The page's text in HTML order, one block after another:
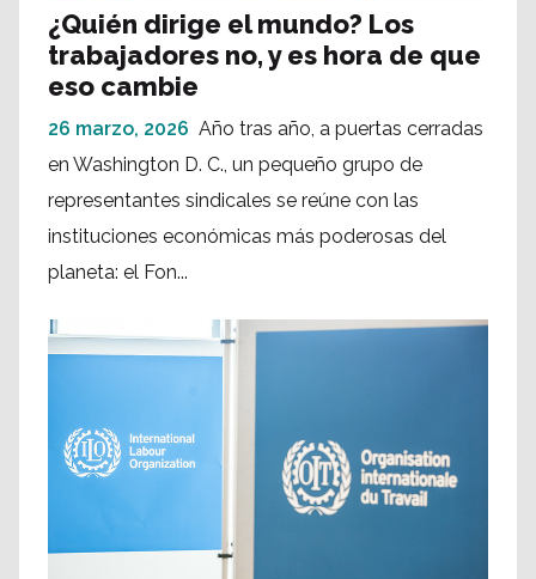
¿Quién dirige el mundo? Los
trabajadores no, y es hora de que
eso cambie
26 marzo, 2026 Año tras año, a puertas cerradas
en Washington D. C., un pequeño grupo de
representantes sindicales se reúne con las
instituciones económicas más poderosas del
planeta: el Fon...